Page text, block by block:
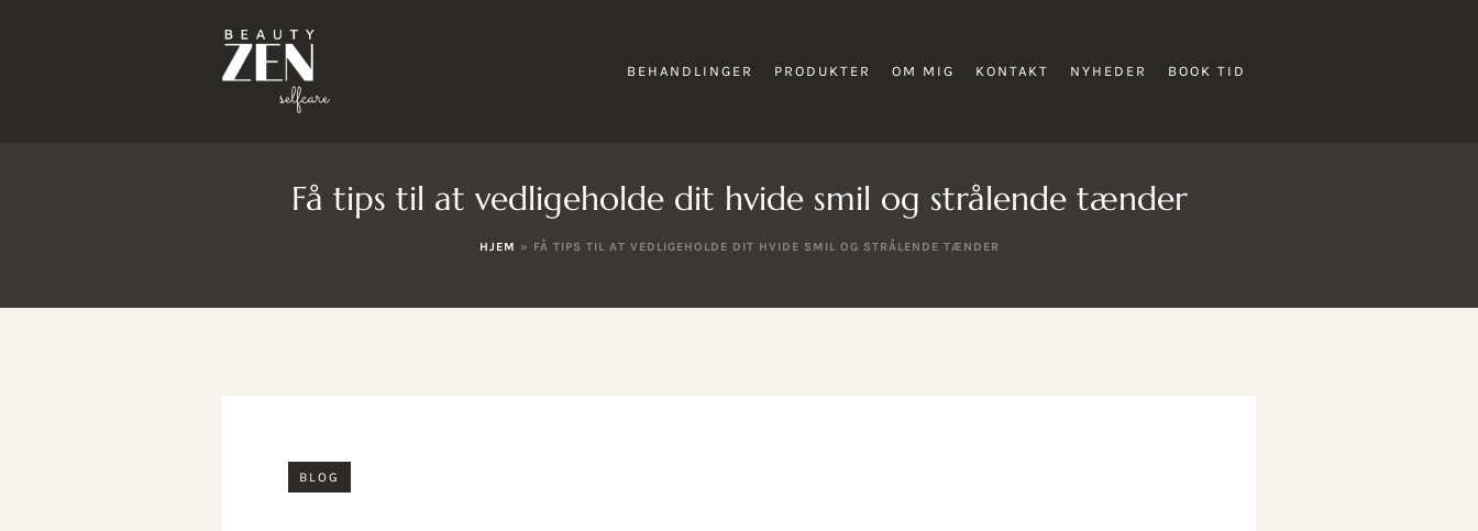
BEHANDLINGER PRODUKTER OM MIG KONTAKT NYHEDER BOOK TID
Få tips til at vedligeholde dit hvide smil og strålende tænder
HJEM » FÅ TIPS TIL AT VEDLIGEHOLDE DIT HVIDE SMIL OG STRÅLENDE TÆNDER
BLOG